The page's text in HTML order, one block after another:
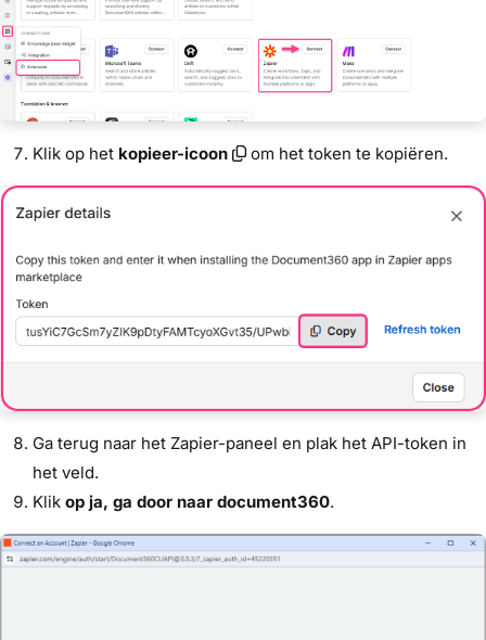
Klik op het kopieer-icoon om het token te kopiëren.
Ga terug naar het Zapier-paneel en plak het API-token in
het veld.
Klik op ja, ga door naar document360.